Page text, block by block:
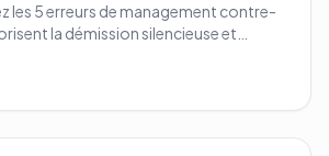
les 5 erreurs de management contre-
la démission silencieuse et